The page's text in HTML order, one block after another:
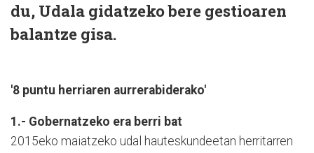
du, Udala gidatzeko bere gestioaren
balantze gisa.
'8 puntu herriaren aurrerabiderako'
1.- Gobernatzeko era berri bat
2015eko maiatzeko udal hauteskundeetan herritarren